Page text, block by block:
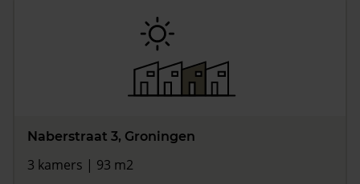
Naberstraat 3, Groningen
3 kamers | 93 m2